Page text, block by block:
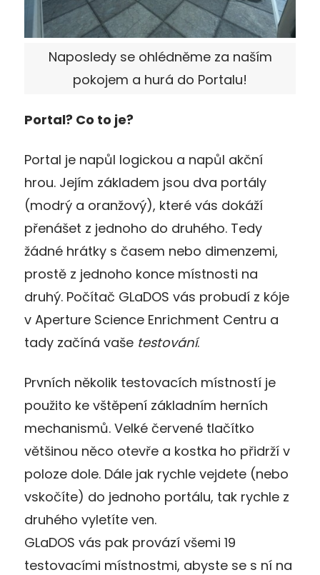
Naposledy se ohlédněme za naším
pokojem a hurá do Portalu!
Portal? Co to je?
Portal je napůl logickou a napůl akční
hrou. Jejím základem jsou dva portály
(modrý a oranžový), které vás dokáží
přenášet z jednoho do druhého. Tedy
žádné hrátky s časem nebo dimenzemi,
prostě z jednoho konce místnosti na
druhý. Počítač GLaDOS vás probudí z kóje
v Aperture Science Enrichment Centru a
tady začíná vaše testování.
Prvních několik testovacích místností je
použito ke vštěpení základním herních
mechanismů. Velké červené tlačítko
většinou něco otevře a kostka ho přidrží v
poloze dole. Dále jak rychle vejdete (nebo
vskočíte) do jednoho portálu, tak rychle z
druhého vyletíte ven.
GLaDOS vás pak provází všemi 19
testovacími místnostmi, abyste se s ní na